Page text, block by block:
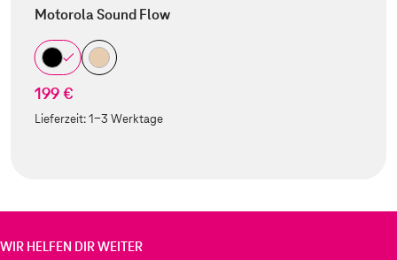
Motorola Sound Flow
199 €
Lieferzeit:1-3 Werktage
WIR HELFEN DIR WEITER